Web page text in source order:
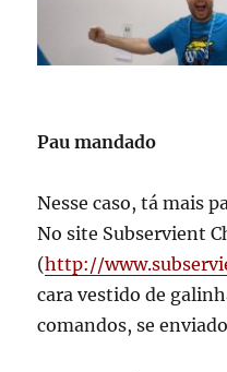
Pau mandado
Nesse caso, tá mais
No site Subservient
(http://
cara vestido de
comandos, se